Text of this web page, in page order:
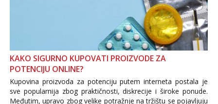
KAKO SIGURNO KUPOVATI PROIZVODE ZA
POTENCIJU ONLINE?
Kupovina proizvoda za potenciju putem interneta postala je
sve popularnija zbog praktičnosti, diskrecije i široke ponude.
Međutim, upravo zbog velike potražnje na tržištu se pojavljuju